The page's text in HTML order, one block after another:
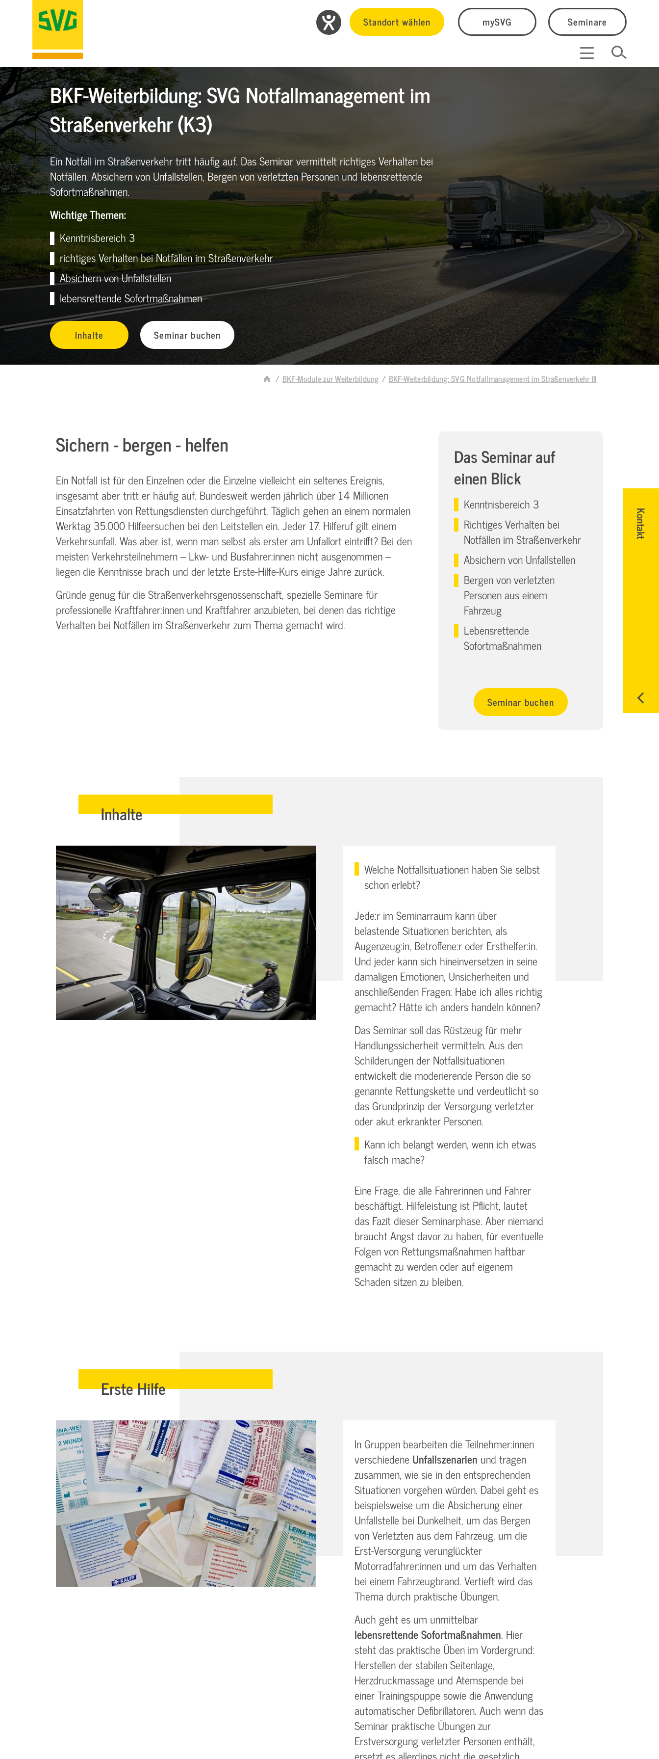
Standort wählen mySVG Seminare
BKF-Weiterbildung: SVG Notfallmanagement im
Straßenverkehr (K3)
Ein Notfall im Straßenverkehr tritt häufig auf. Das Seminar vermittelt richtiges Verhalten bei
Notfällen, Absichern von Unfallstellen, Bergen von verletzten Personen und lebensrettende
Sofortmaßnahmen.
Wichtige Themen:
Kenntnisbereich 3
richtiges Verhalten bei Notfällen im Straßenverkehr
Absichern von Unfallstellen
lebensrettende Sofortmaßnahmen
Inhalte Seminar buchen
BKF-Module zur Weiterbildung BKF-Weiterbildung: SVG Notfallmanagement im Straßenverkehr III
Kontakt
Sichern - bergen - helfen
Ein Notfall ist für den Einzelnen oder die Einzelne vielleicht ein seltenes Ereignis,
insgesamt aber tritt er häufig auf. Bundesweit werden jährlich über 14 Millionen
Einsatzfahrten von Rettungsdiensten durchgeführt. Täglich gehen an einem normalen
Werktag 35.000 Hilfeersuchen bei den Leitstellen ein. Jeder 17. Hilferuf gilt einem
Verkehrsunfall. Was aber ist, wenn man selbst als erster am Unfallort eintrifft? Bei den
meisten Verkehrsteilnehmern – Lkw- und Busfahrer:innen nicht ausgenommen –
liegen die Kenntnisse brach und der letzte Erste-Hilfe-Kurs einige Jahre zurück.
Gründe genug für die Straßenverkehrsgenossenschaft, spezielle Seminare für
professionelle Kraftfahrer:innen und Kraftfahrer anzubieten, bei denen das richtige
Verhalten bei Notfällen im Straßenverkehr zum Thema gemacht wird.
Das Seminar auf
einen Blick
Kenntnisbereich 3
Richtiges Verhalten bei
Notfällen im Straßenverkehr
Absichern von Unfallstellen
Bergen von verletzten
Personen aus einem
Fahrzeug
Lebensrettende
Sofortmaßnahmen
Seminar buchen
Inhalte
Welche Notfallsituationen haben Sie selbst
schon erlebt?
Jede:r im Seminarraum kann über
belastende Situationen berichten, als
Augenzeug:in, Betroffene:r oder Ersthelfer:in.
Und jeder kann sich hineinversetzen in seine
damaligen Emotionen, Unsicherheiten und
anschließenden Fragen: Habe ich alles richtig
gemacht? Hätte ich anders handeln können?
Das Seminar soll das Rüstzeug für mehr
Handlungssicherheit vermitteln. Aus den
Schilderungen der Notfallsituationen
entwickelt die moderierende Person die so
genannte Rettungskette und verdeutlicht so
das Grundprinzip der Versorgung verletzter
oder akut erkrankter Personen.
Kann ich belangt werden, wenn ich etwas
falsch mache?
Eine Frage, die alle Fahrerinnen und Fahrer
beschäftigt. Hilfeleistung ist Pflicht, lautet
das Fazit dieser Seminarphase. Aber niemand
braucht Angst davor zu haben, für eventuelle
Folgen von Rettungsmaßnahmen haftbar
gemacht zu werden oder auf eigenem
Schaden sitzen zu bleiben.
Erste Hilfe
In Gruppen bearbeiten die Teilnehmer:innen
verschiedene Unfallszenarien und tragen
zusammen, wie sie in den entsprechenden
Situationen vorgehen würden. Dabei geht es
beispielsweise um die Absicherung einer
Unfallstelle bei Dunkelheit, um das Bergen
von Verletzten aus dem Fahrzeug, um die
Erst-Versorgung verunglückter
Motorradfahrer:innen und um das Verhalten
bei einem Fahrzeugbrand. Vertieft wird das
Thema durch praktische Übungen.
Auch geht es um unmittelbar
lebensrettende Sofortmaßnahmen. Hier
steht das praktische Üben im Vordergrund:
Herstellen der stabilen Seitenlage,
Herzdruckmassage und Atemspende bei
einer Trainingspuppe sowie die Anwendung
automatischer Defibrillatoren. Auch wenn das
Seminar praktische Übungen zur
Erstversorgung verletzter Personen enthält,